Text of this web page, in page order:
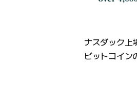
ナスダック上
ビットコイン